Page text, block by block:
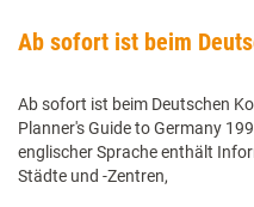
Ab sofort ist beim
Ab sofort ist beim Deutschen
Planner's Guide to Germany
englischer Sprache enthält
Städte und -Zentren,